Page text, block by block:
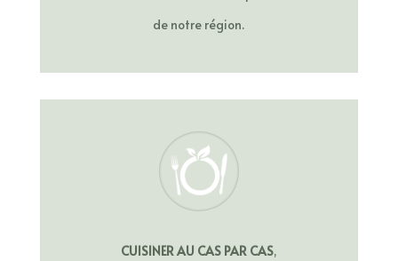
de notre région.
CUISINER AU CAS PAR CAS,